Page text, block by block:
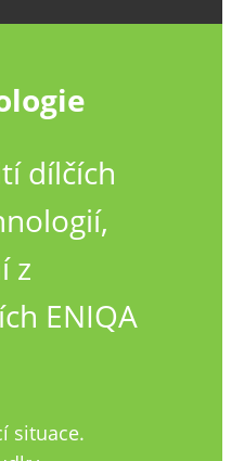
dílčích
z
ENIQA
situace.